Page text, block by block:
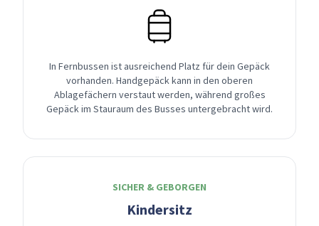
In Fernbussen ist ausreichend Platz für dein Gepäck
vorhanden. Handgepäck kann in den oberen
Ablagefächern verstaut werden, während großes
Gepäck im Stauraum des Busses untergebracht wird.
SICHER & GEBORGEN
Kindersitz